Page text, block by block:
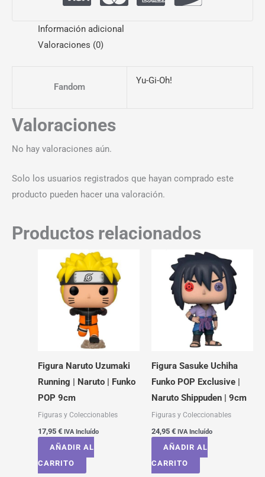
Información adicional
Valoraciones (0)
Fandom
Yu-Gi-Oh!
Valoraciones
No hay valoraciones aún.
Solo los usuarios registrados que hayan comprado este
producto pueden hacer una valoración.
Productos relacionados
Figura Naruto Uzumaki
Running | Naruto | Funko
POP 9cm
Figuras y Coleccionables
17,95 € IVA Incluído
AÑADIR AL
CARRITO
Figura Sasuke Uchiha
Funko POP Exclusive |
Naruto Shippuden | 9cm
Figuras y Coleccionables
24,95 € IVA Incluído
AÑADIR AL
CARRITO